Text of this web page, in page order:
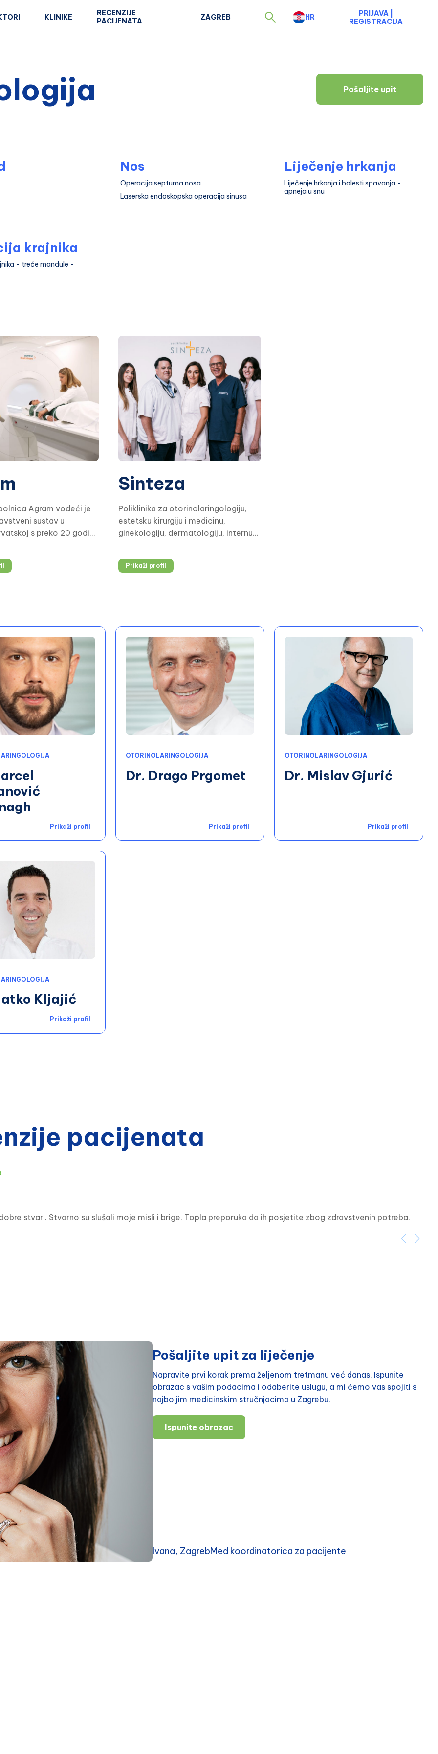
KLINIKE
RECENZIJE
PACIJENATA
ZAGREB HR PRIJAVA
REGISTRACIJA
Pošaljite upit
Nos
Operacija septuma nosa
Laserska endoskopska operacija sinusa
Liječenje hrkanja
Liječenje hrkanja i bolesti spavanja -
apneja u snu
krajnika
- treće mandule -
Agram vodeći je
sustav u
s preko 20 godina
usluge. Poslovanje je
izvrsnosti,
Sinteza
Poliklinika za otorinolaringologiju,
estetsku kirurgiju i medicinu,
ginekologiju, dermatologiju, internu
logopediju.
Prikaži profil
Prikaži profil
OTORINOLARINGOLOGIJA
Dr. Drago Prgomet
Prikaži profil
OTORINOLARINGOLOGIJA
Dr. Mislav Gjurić
Prikaži profil
Kljajić
Prikaži profil
pacijenata
stvari. Stvarno su slušali moje misli i brige. Topla preporuka da ih posjetite zbog zdravstvenih potreba.
Pošaljite upit za liječenje
Napravite prvi korak prema željenom tretmanu već danas. Ispunite
obrazac s vašim podacima i odaberite uslugu, a mi ćemo vas spojiti s
najboljim medicinskim stručnjacima u Zagrebu.
Ispunite obrazac
Ivana, ZagrebMed koordinatorica za pacijente